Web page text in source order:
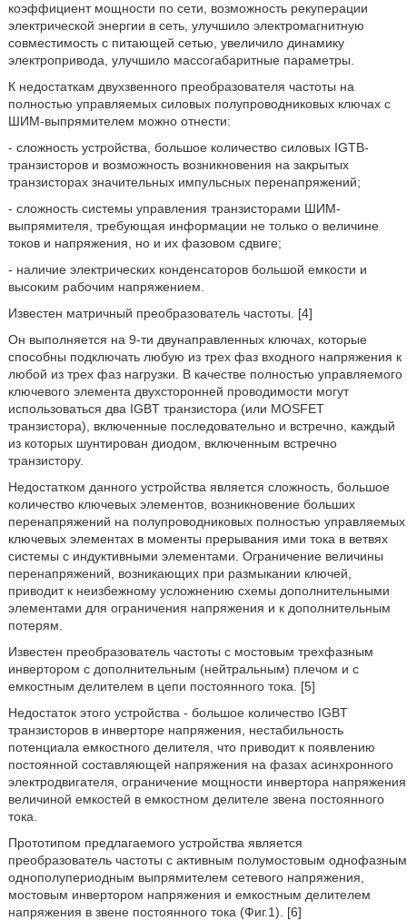
коэффициент мощности по сети, возможность рекуперации
электрической энергии в сеть, улучшило электромагнитную
совместимость с питающей сетью, увеличило динамику
электропривода, улучшило массогабаритные параметры.
К недостаткам двухзвенного преобразователя частоты на
полностью управляемых силовых полупроводниковых ключах с
ШИМ-выпрямителем можно отнести:
- сложность устройства, большое количество силовых IGTB-
транзисторов и возможность возникновения на закрытых
транзисторах значительных импульсных перенапряжений;
- сложность системы управления транзисторами ШИМ-
выпрямителя, требующая информации не только о величине
токов и напряжения, но и их фазовом сдвиге;
- наличие электрических конденсаторов большой емкости и
высоким рабочим напряжением.
Известен матричный преобразователь частоты. [4]
Он выполняется на 9-ти двунаправленных ключах, которые
способны подключать любую из трех фаз входного напряжения к
любой из трех фаз нагрузки. В качестве полностью управляемого
ключевого элемента двухсторонней проводимости могут
использоваться два IGBT транзистора (или MOSFET
транзистора), включенные последовательно и встречно, каждый
из которых шунтирован диодом, включенным встречно
транзистору.
Недостатком данного устройства является сложность, большое
количество ключевых элементов, возникновение больших
перенапряжений на полупроводниковых полностью управляемых
ключевых элементах в моменты прерывания ими тока в ветвях
системы с индуктивными элементами. Ограничение величины
перенапряжений, возникающих при размыкании ключей,
приводит к неизбежному усложнению схемы дополнительными
элементами для ограничения напряжения и к дополнительным
потерям.
Известен преобразователь частоты с мостовым трехфазным
инвертором с дополнительным (нейтральным) плечом и с
емкостным делителем в цепи постоянного тока. [5]
Недостаток этого устройства - большое количество IGBT
транзисторов в инверторе напряжения, нестабильность
потенциала емкостного делителя, что приводит к появлению
постоянной составляющей напряжения на фазах асинхронного
электродвигателя, ограничение мощности инвертора напряжения
величиной емкостей в емкостном делителе звена постоянного
тока.
Прототипом предлагаемого устройства является
преобразователь частоты с активным полумостовым однофазным
однополупериодным выпрямителем сетевого напряжения,
мостовым инвертором напряжения и емкостным делителем
напряжения в звене постоянного тока (Фиг.1). [6]